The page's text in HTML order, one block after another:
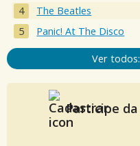
The Beatles
Panic! At The Disco
Ver
Participe da